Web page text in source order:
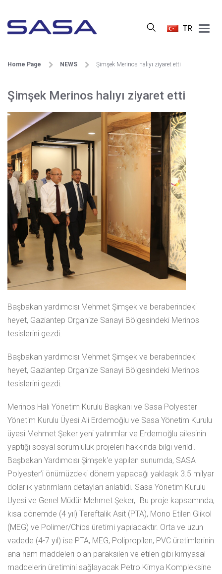
TR
Main
Menu
Home Page NEWS Şimşek Merinos halıyı ziyaret etti
Şimşek Merinos halıyı ziyaret etti
Başbakan yardımcısı Mehmet Şimşek ve beraberindeki
heyet, Gaziantep Organize Sanayi Bölgesindeki Merinos
tesislerini gezdi.
Başbakan yardımcısı Mehmet Şimşek ve beraberindeki
heyet, Gaziantep Organize Sanayi Bölgesindeki Merinos
tesislerini gezdi.
Merinos Halı Yönetim Kurulu Başkanı ve Sasa Polyester
Yönetim Kurulu Üyesi Ali Erdemoğlu ve Sasa Yönetim Kurulu
üyesi Mehmet Şeker yeni yatırımlar ve Erdemoğlu ailesinin
yaptığı sosyal sorumluluk projeleri hakkında bilgi verildi.
Başbakan Yardımcısı Şimşek'e yapılan sunumda, SASA
Polyester’i önümüzdeki dönem yapacağı yaklaşık 3.5 milyar
dolarlık yatırımların detayları anlatıldı. Sasa Yönetim Kurulu
Üyesi ve Genel Müdür Mehmet Şeker, "Bu proje kapsamında,
kısa dönemde (4 yıl) Tereftalik Asit (PTA), Mono Etilen Glikol
(MEG) ve Polimer/Chips üretimi yapılacaktır. Orta ve uzun
vadede (4-7 yıl) ise PTA, MEG, Polipropilen, PVC üretimlerinin
ana ham maddeleri olan paraksilen ve etilen gibi kimyasal
maddelerin üretimini sağlayacak Petro Kimya Kompleksine